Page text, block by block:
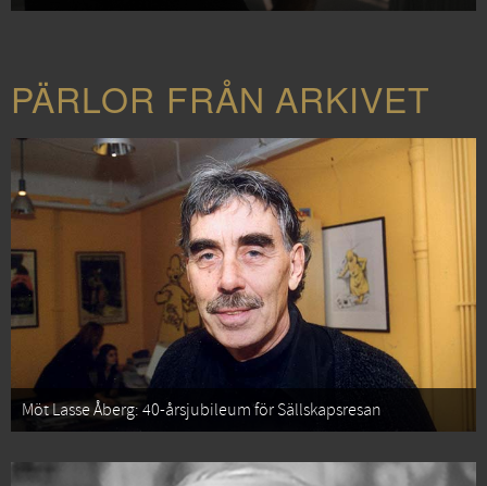
PÄRLOR FRÅN ARKIVET
Möt Lasse Åberg: 40-årsjubileum för Sällskapsresan